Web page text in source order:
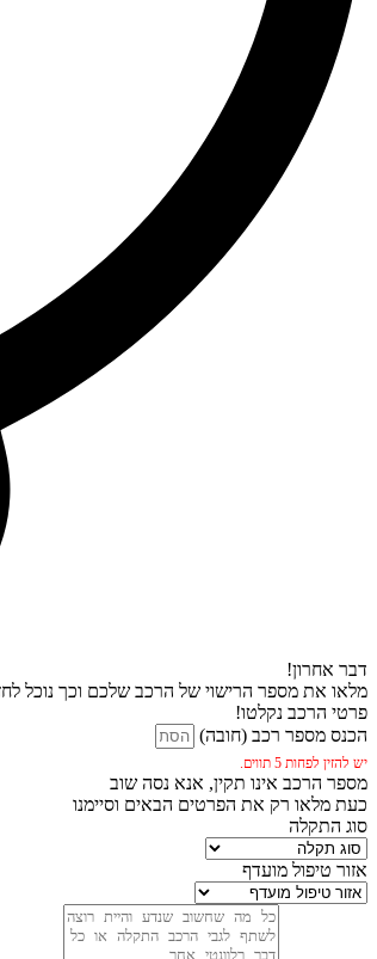
דבר אחרון!
מלאו את מספר הרישוי של הרכב שלכם וכך נוכל
פרטי הרכב נקלטו!
הכנס מספר רכב (חובה)
יש להזין לפחות 5 תווים.
מספר הרכב אינו תקין, אנא נסה שוב
כעת מלאו רק את הפרטים הבאים וסיימנו
סוג התקלה
אזור טיפול מועדף